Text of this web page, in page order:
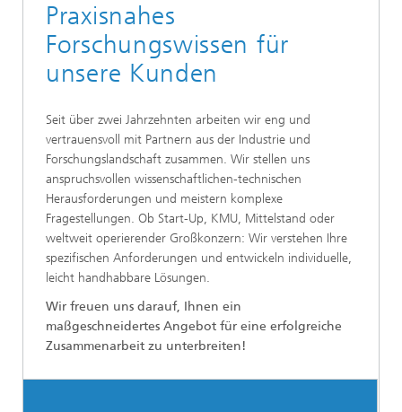
Praxisnahes
Forschungswissen für
unsere Kunden
Seit über zwei Jahrzehnten arbeiten wir eng und
vertrauensvoll mit Partnern aus der Industrie und
Forschungslandschaft zusammen. Wir stellen uns
anspruchsvollen wissenschaftlichen-technischen
Herausforderungen und meistern komplexe
Fragestellungen. Ob Start-Up, KMU, Mittelstand oder
weltweit operierender Großkonzern: Wir verstehen Ihre
spezifischen Anforderungen und entwickeln individuelle,
leicht handhabbare Lösungen.
Wir freuen uns darauf, Ihnen ein
maßgeschneidertes Angebot für eine erfolgreiche
Zusammenarbeit zu unterbreiten!